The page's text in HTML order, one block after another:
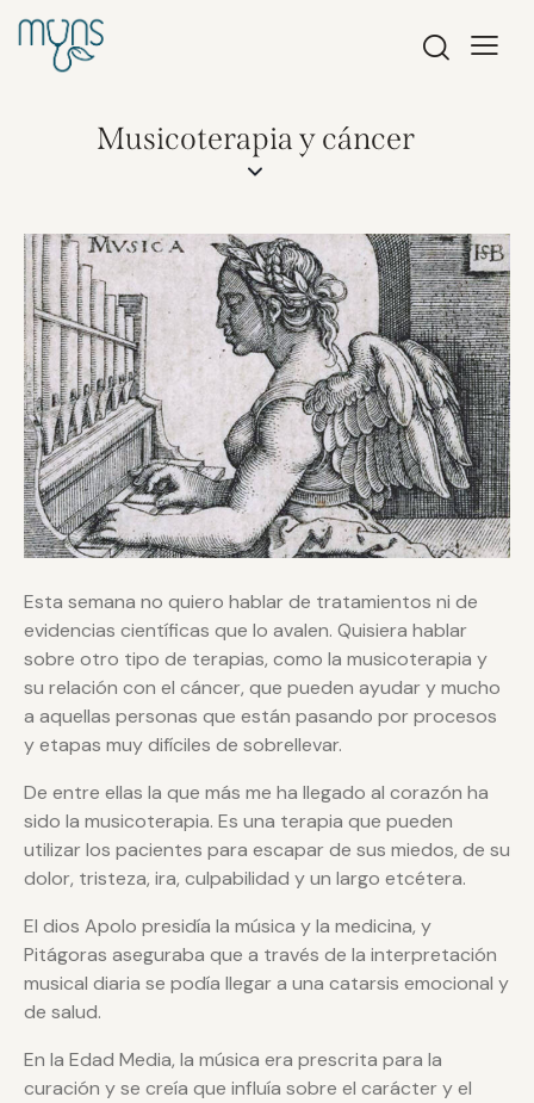
Musicoterapia y cáncer
Esta semana no quiero hablar de tratamientos ni de
evidencias científicas que lo avalen. Quisiera hablar
sobre otro tipo de terapias, como la musicoterapia y
su relación con el cáncer, que pueden ayudar y mucho
a aquellas personas que están pasando por procesos
y etapas muy difíciles de sobrellevar.
De entre ellas la que más me ha llegado al corazón ha
sido la musicoterapia. Es una terapia que pueden
utilizar los pacientes para escapar de sus miedos, de su
dolor, tristeza, ira, culpabilidad y un largo etcétera.
El dios Apolo presidía la música y la medicina, y
Pitágoras aseguraba que a través de la interpretación
musical diaria se podía llegar a una catarsis emocional y
de salud.
En la Edad Media, la música era prescrita para la
curación y se creía que influía sobre el carácter y el